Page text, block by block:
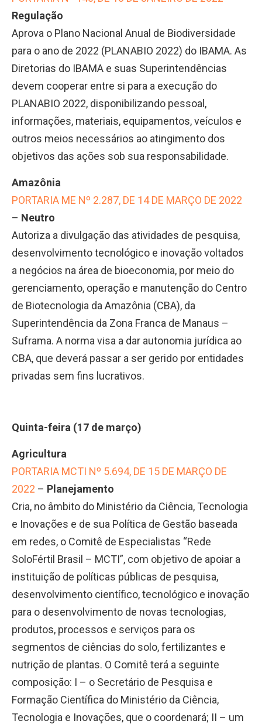
Regulação
Aprova o Plano Nacional Anual de Biodiversidade
para o ano de 2022 (PLANABIO 2022) do IBAMA. As
Diretorias do IBAMA e suas Superintendências
devem cooperar entre si para a execução do
PLANABIO 2022, disponibilizando pessoal,
informações, materiais, equipamentos, veículos e
outros meios necessários ao atingimento dos
objetivos das ações sob sua responsabilidade.
Amazônia
PORTARIA ME Nº 2.287, DE 14 DE MARÇO DE 2022
– Neutro
Autoriza a divulgação das atividades de pesquisa,
desenvolvimento tecnológico e inovação voltados
a negócios na área de bioeconomia, por meio do
gerenciamento, operação e manutenção do Centro
de Biotecnologia da Amazônia (CBA), da
Superintendência da Zona Franca de Manaus –
Suframa. A norma visa a dar autonomia jurídica ao
CBA, que deverá passar a ser gerido por entidades
privadas sem fins lucrativos.
Quinta-feira (17 de março)
Agricultura
PORTARIA MCTI Nº 5.694, DE 15 DE MARÇO DE
2022 – Planejamento
Cria, no âmbito do Ministério da Ciência, Tecnologia
e Inovações e de sua Política de Gestão baseada
em redes, o Comitê de Especialistas “Rede
SoloFértil Brasil – MCTI”, com objetivo de apoiar a
instituição de políticas públicas de pesquisa,
desenvolvimento científico, tecnológico e inovação
para o desenvolvimento de novas tecnologias,
produtos, processos e serviços para os
segmentos de ciências do solo, fertilizantes e
nutrição de plantas. O Comitê terá a seguinte
composição: I – o Secretário de Pesquisa e
Formação Científica do Ministério da Ciência,
Tecnologia e Inovações, que o coordenará; II – um